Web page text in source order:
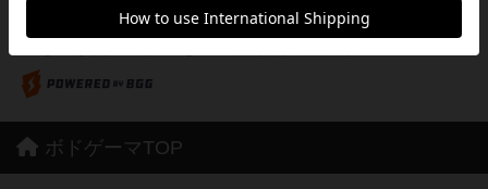
※App Store は、Apple Inc.のサービスマークです。
※Android は、グーグル インコーポレイテッドの商標または登録商標です。
ボドゲーマTOP